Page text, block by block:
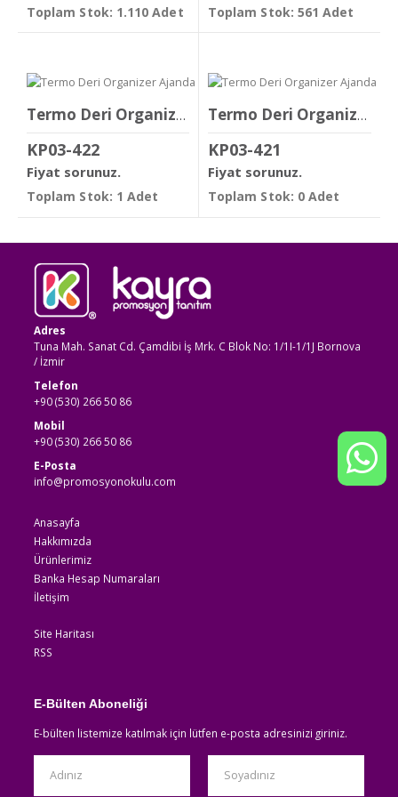
Toplam Stok: 1.110 Adet Toplam Stok: 561 Adet
Termo Deri Organizer Ajanda
KP03-422
Fiyat sorunuz.
Toplam Stok: 1 Adet
Termo Deri Organizer Ajanda
KP03-421
Fiyat sorunuz.
Toplam Stok: 0 Adet
Adres
Tuna Mah. Sanat Cd. Çamdibi İş Mrk. C Blok No: 1/1I-1/1J Bornova
/ İzmir
Telefon
+90 (530) 266 50 86
Mobil
+90 (530) 266 50 86
E-Posta
info@promosyonokulu.com
Anasayfa
Hakkımızda
Ürünlerimiz
Banka Hesap Numaraları
İletişim
Site Haritası
RSS
E-Bülten Aboneliği
E-bülten listemize katılmak için lütfen e-posta adresinizi giriniz.